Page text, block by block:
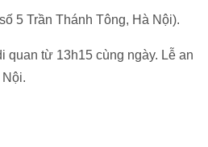
5 Trần Thánh Tông, Hà Nội).
quan từ 13h15 cùng ngày. Lễ an